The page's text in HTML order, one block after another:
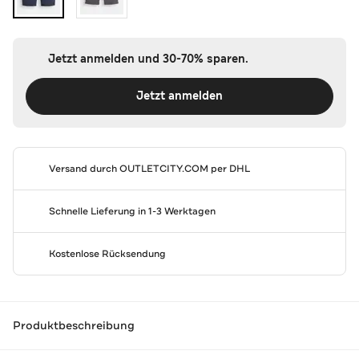
Jetzt anmelden und 30-70% sparen.
Jetzt anmelden
Versand durchOUTLETCITY.COM per DHL
Schnelle Lieferung in 1-3 Werktagen
Kostenlose Rücksendung
Produktbeschreibung